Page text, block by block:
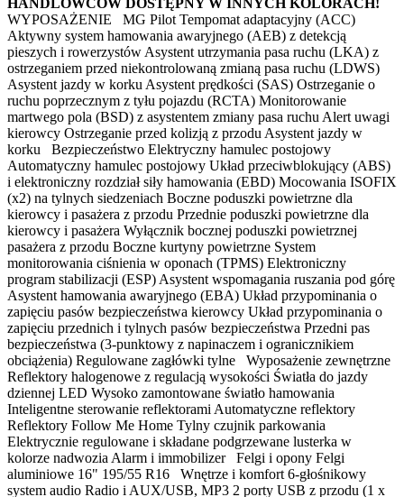
HANDLOWCÓW DOSTĘPNY W INNYCH KOLORACH!
WYPOSAŻENIE MG Pilot Tempomat adaptacyjny (ACC)
Aktywny system hamowania awaryjnego (AEB) z detekcją
pieszych i rowerzystów Asystent utrzymania pasa ruchu (LKA) z
ostrzeganiem przed niekontrolowaną zmianą pasa ruchu (LDWS)
Asystent jazdy w korku Asystent prędkości (SAS) Ostrzeganie o
ruchu poprzecznym z tyłu pojazdu (RCTA) Monitorowanie
martwego pola (BSD) z asystentem zmiany pasa ruchu Alert uwagi
kierowcy Ostrzeganie przed kolizją z przodu Asystent jazdy w
korku Bezpieczeństwo Elektryczny hamulec postojowy
Automatyczny hamulec postojowy Układ przeciwblokujący (ABS)
i elektroniczny rozdział siły hamowania (EBD) Mocowania ISOFIX
(x2) na tylnych siedzeniach Boczne poduszki powietrzne dla
kierowcy i pasażera z przodu Przednie poduszki powietrzne dla
kierowcy i pasażera Wyłącznik bocznej poduszki powietrznej
pasażera z przodu Boczne kurtyny powietrzne System
monitorowania ciśnienia w oponach (TPMS) Elektroniczny
program stabilizacji (ESP) Asystent wspomagania ruszania pod górę
Asystent hamowania awaryjnego (EBA) Układ przypominania o
zapięciu pasów bezpieczeństwa kierowcy Układ przypominania o
zapięciu przednich i tylnych pasów bezpieczeństwa Przedni pas
bezpieczeństwa (3-punktowy z napinaczem i ogranicznikiem
obciążenia) Regulowane zagłówki tylne Wyposażenie zewnętrzne
Reflektory halogenowe z regulacją wysokości Światła do jazdy
dziennej LED Wysoko zamontowane światło hamowania
Inteligentne sterowanie reflektorami Automatyczne reflektory
Reflektory Follow Me Home Tylny czujnik parkowania
Elektrycznie regulowane i składane podgrzewane lusterka w
kolorze nadwozia Alarm i immobilizer Felgi i opony Felgi
aluminiowe 16" 195/55 R16 Wnętrze i komfort 6-głośnikowy
system audio Radio i AUX/USB, MP3 2 porty USB z przodu (1 x